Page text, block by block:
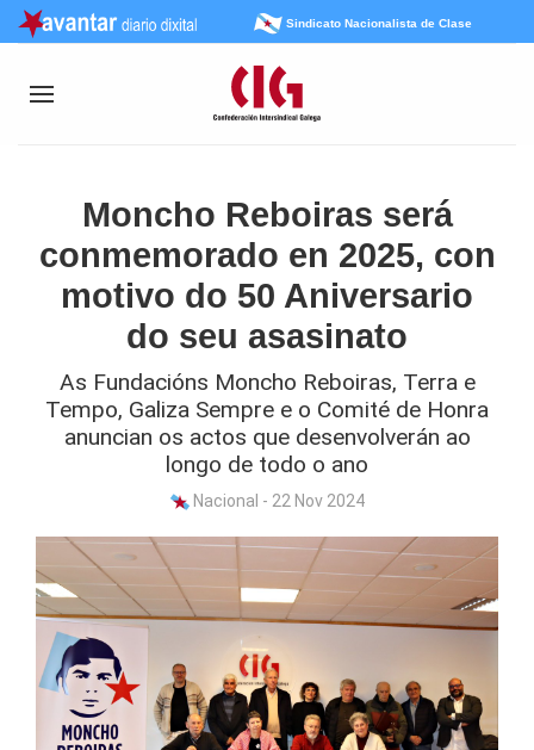
Sindicato Nacionalista de Clase
Moncho Reboiras será
conmemorado en 2025, con
motivo do 50 Aniversario
do seu asasinato
As Fundacións Moncho Reboiras, Terra e
Tempo, Galiza Sempre e o Comité de Honra
anuncian os actos que desenvolverán ao
longo de todo o ano
Nacional - 22 Nov 2024